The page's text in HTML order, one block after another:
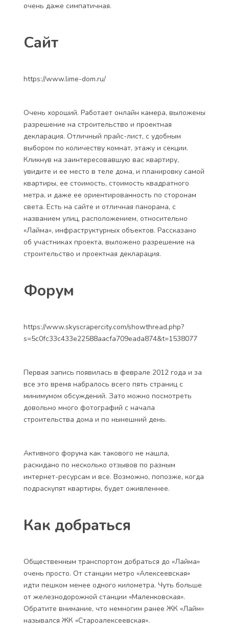
очень даже симпатичная.
Сайт
https://www.lime-dom.ru/
Очень хороший. Работает онлайн камера, выложены
разрешение на строительство и проектная
декларация. Отличный прайс-лист, с удобным
выбором по количеству комнат, этажу и секции.
Кликнув на заинтересовавшую вас квартиру,
увидите и ее место в теле дома, и планировку самой
квартиры, ее стоимость, стоимость квадратного
метра, и даже ее ориентированность по сторонам
света. Есть на сайте и отличная панорама, с
названием улиц, расположением, относительно
«Лайма», инфраструктурных объектов. Рассказано
об участниках проекта, выложено разрешение на
строительство и проектная декларация.
Форум
https://www.skyscrapercity.com/showthread.php?
s=5c0fc33c433e22588aacfa709eada874&t=1538077
Первая запись появилась в феврале 2012 года и за
все это время набралось всего пять страниц с
минимумом обсуждений. Зато можно посмотреть
довольно много фотографий с начала
строительства дома и по нынешний день.
Активного форума как такового не нашла,
раскидано по несколько отзывов по разным
интернет-ресурсам и все. Возможно, попозже, когда
подраскупят квартиры, будет оживленнее.
Как добраться
Общественным транспортом добраться до «Лайма»
очень просто. От станции метро «Алексеевская»
идти пешком менее одного километра. Чуть больше
от железнодорожной станции «Маленковская».
Обратите внимание, что немногим ранее ЖК «Лайм»
назывался ЖК «Староалексеевская».